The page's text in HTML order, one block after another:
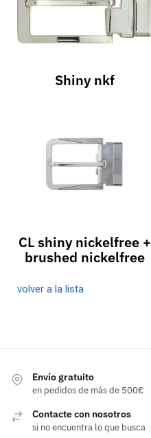
Shiny nkf
CL shiny nickelfree +
brushed nickelfree
volver a la lista
Envío gratuito
en pedidos de más de 500€
Contacte con nosotros
si no encuentra lo que busca